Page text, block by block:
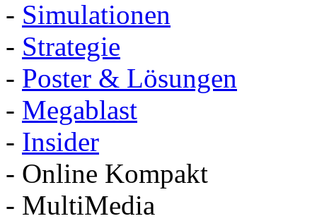
- Simulationen
- Strategie
- Poster & Lösungen
- Megablast
- Insider
- Online Kompakt
- MultiMedia